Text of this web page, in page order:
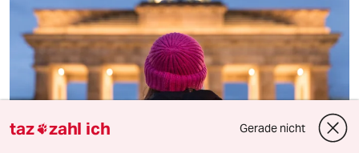
taz zahl ich Gerade nicht